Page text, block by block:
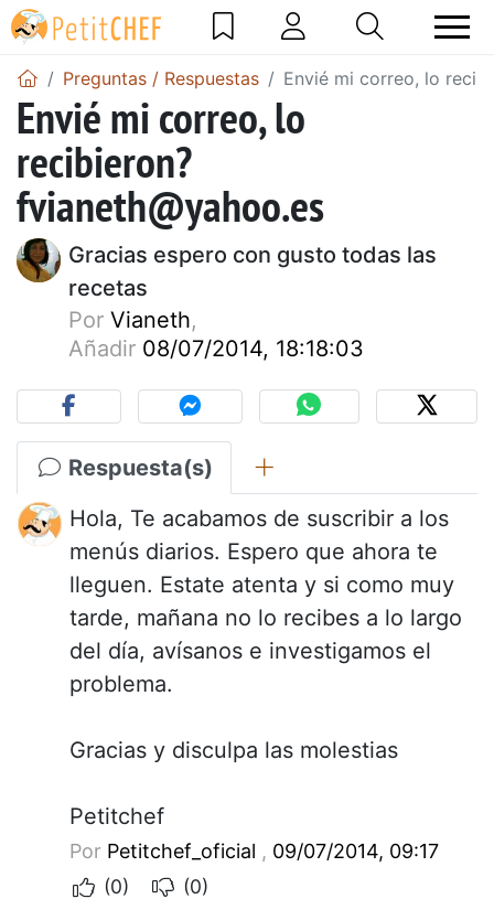
Preguntas / Respuestas Envié mi correo, lo
Envié mi correo, lo
recibieron?
fvianeth@yahoo.es
Gracias espero con gusto todas las
recetas
Por Vianeth,
Añadir 08/07/2014, 18:18:03
Respuesta(s)
Hola, Te acabamos de suscribir a los
menús diarios. Espero que ahora te
lleguen. Estate atenta y si como muy
tarde, mañana no lo recibes a lo largo
del día, avísanos e investigamos el
problema.
Gracias y disculpa las molestias
Petitchef
Por Petitchef_oficial , 09/07/2014, 09:17
(0)
(0)